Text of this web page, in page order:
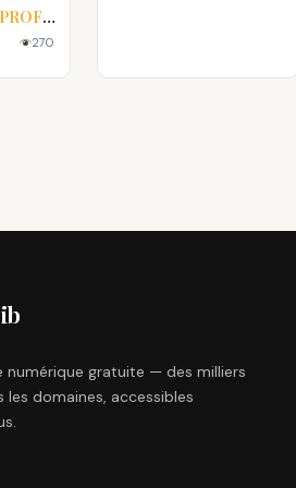
270
numérique gratuite — des milliers
les domaines, accessibles